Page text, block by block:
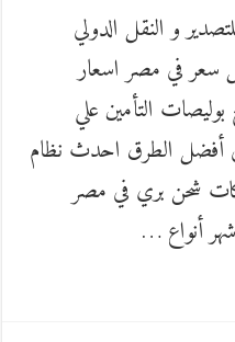
و النقل الدولي
سعر في مصر اسعار
التأمين علي
أفضل الطرق احدث نظام
شحن بري في مصر